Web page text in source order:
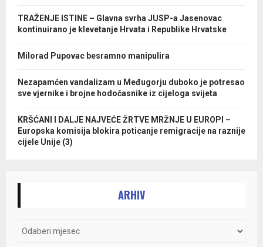
TRAŽENJE ISTINE – Glavna svrha JUSP-a Jasenovac
kontinuirano je klevetanje Hrvata i Republike Hrvatske
Milorad Pupovac besramno manipulira
Nezapamćen vandalizam u Međugorju duboko je potresao
sve vjernike i brojne hodočasnike iz cijeloga svijeta
KRŠĆANI I DALJE NAJVEĆE ŽRTVE MRŽNJE U EUROPI –
Europska komisija blokira poticanje remigracije na raznije
cijele Unije (3)
ARHIV